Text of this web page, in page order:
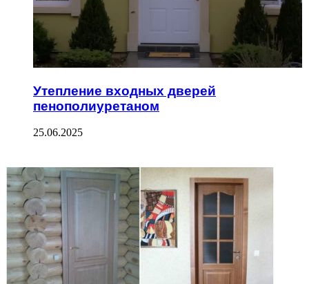
Утепление входных дверей
пенополиуретаном
25.06.2025